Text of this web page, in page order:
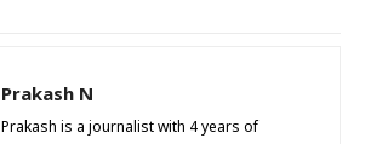
Prakash N
Prakash is a journalist with 4 years of